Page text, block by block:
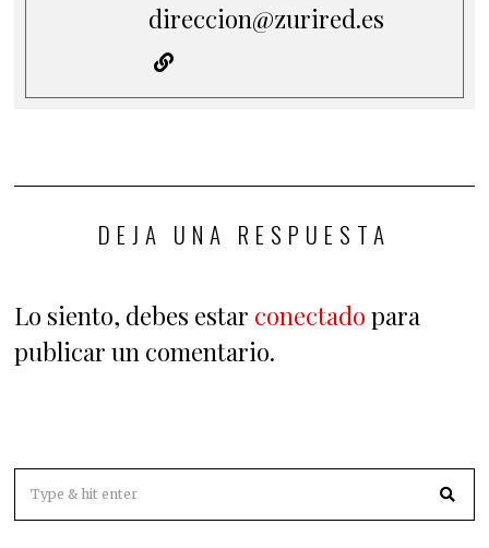
direccion@zurired.es
DEJA UNA RESPUESTA
Lo siento, debes estar conectado para
publicar un comentario.